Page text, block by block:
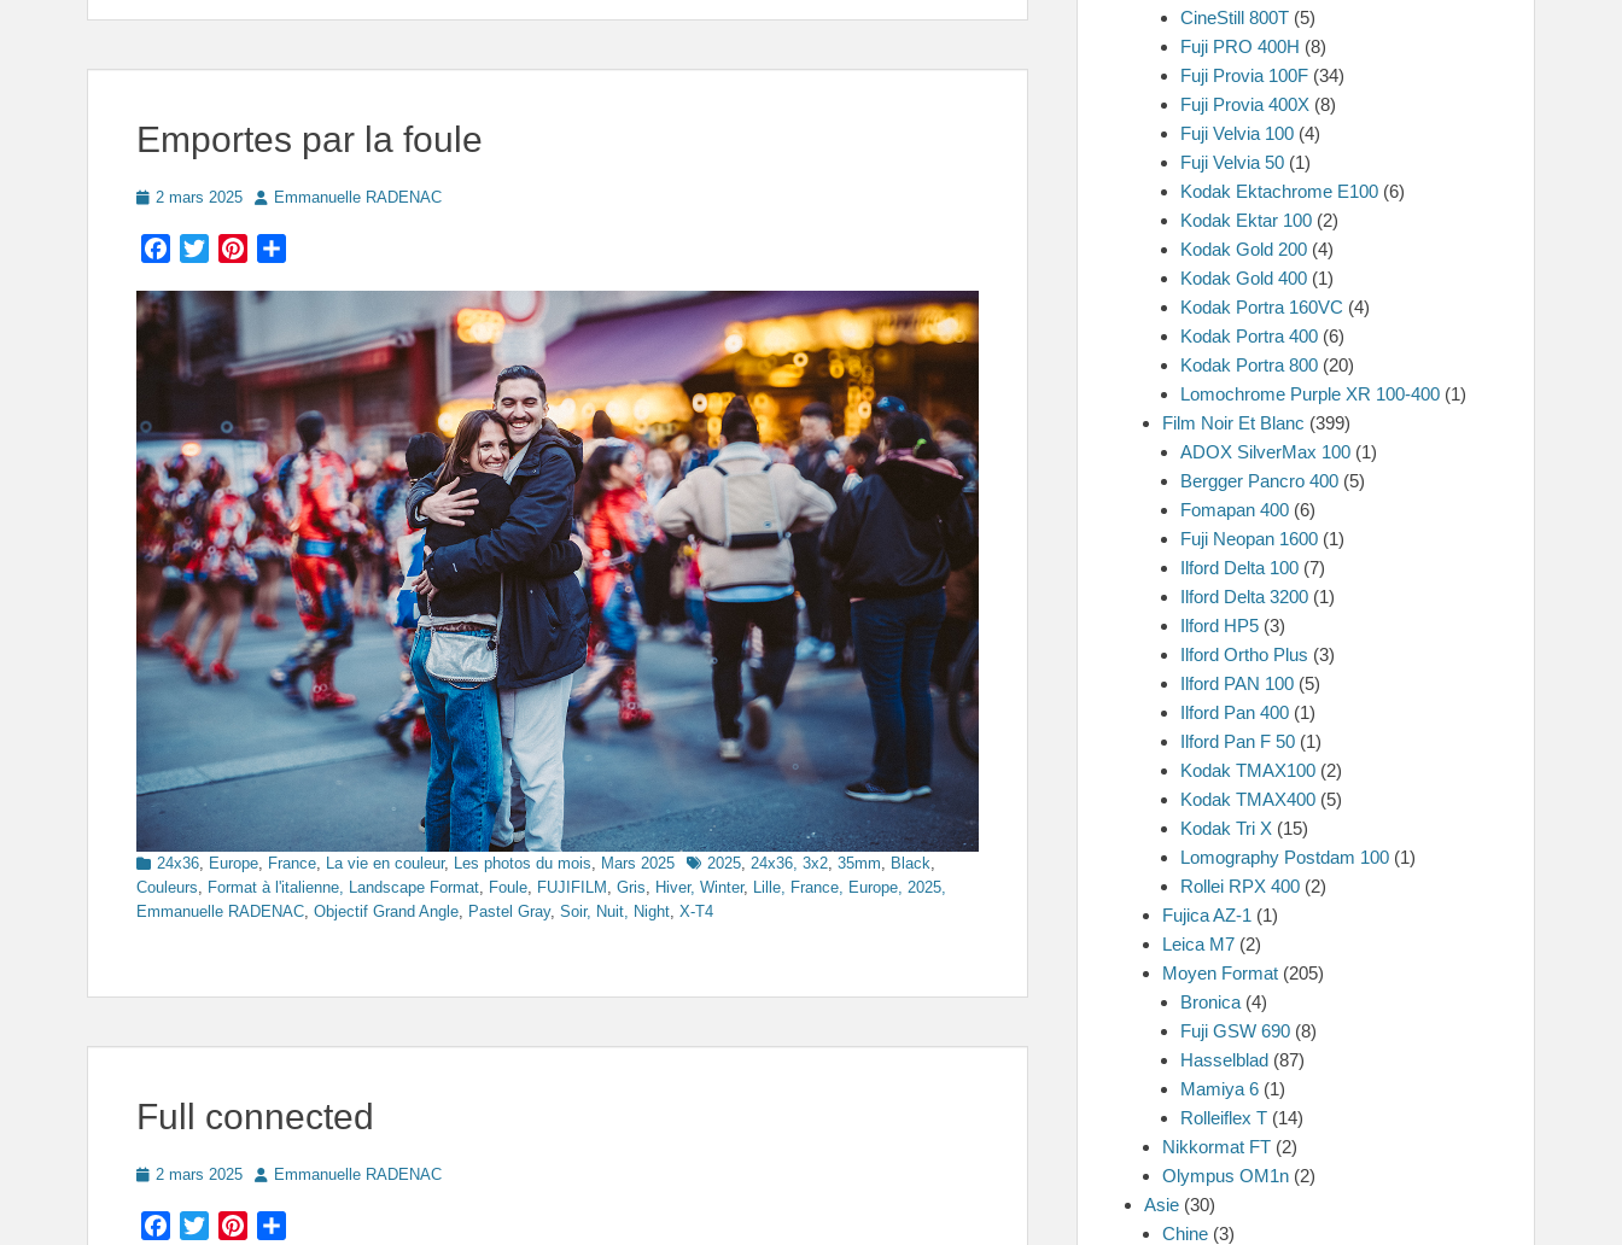
Emportes par la foule
Posted
2 mars 2025 AuthorEmmanuelle RADENAC
Facebook
TwitterPinterest
Categories
24x36, Europe, France, La vie en couleur, Les photos du mois, Mars 2025 Tags2025, 24x36, 3x2, 35mm, Black,
Couleurs, Format à l'italienne, Landscape Format, Foule, FUJIFILM , Gris, Hiver, Winter, Lille, France, Europe, 2025,
Emmanuelle RADENAC, Objectif Grand Angle, Pastel Gray, Soir, Nuit, Night, X-T4
Full connected
Posted
2 mars 2025 AuthorEmmanuelle RADENAC
Facebook
TwitterPinterest
CineStill 800T (5)
Fuji PRO 400H (8)
Fuji Provia 100F (34)
Fuji Provia 400X (8)
Fuji Velvia 100 (4)
Fuji Velvia 50 (1)
Kodak Ektachrome E100 (6)
Kodak Ektar 100 (2)
Kodak Gold 200 (4)
Kodak Gold 400 (1)
Kodak Portra 160VC (4)
Kodak Portra 400 (6)
Kodak Portra 800 (20)
Lomochrome Purple XR 100-400 (1)
Film Noir Et Blanc (399)
ADOX SilverMax 100 (1)
Bergger Pancro 400 (5)
Fomapan 400 (6)
Fuji Neopan 1600 (1)
Ilford Delta 100 (7)
Ilford Delta 3200 (1)
Ilford HP5 (3)
Ilford Ortho Plus (3)
Ilford PAN 100 (5)
Ilford Pan 400 (1)
Ilford Pan F 50 (1)
Kodak TMAX100 (2)
Kodak TMAX400 (5)
Kodak Tri X (15)
Lomography Postdam 100 (1)
Rollei RPX 400 (2)
Fujica AZ-1 (1)
Leica M7 (2)
Moyen Format (205)
Bronica (4)
Fuji GSW 690 (8)
Hasselblad (87)
Mamiya 6 (1)
Rolleiflex T (14)
Nikkormat FT (2)
Olympus OM1n (2)
Asie (30)
Chine (3)